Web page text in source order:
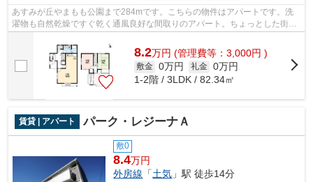
あすみが丘やまもも公園まで284mです。こちらの物件はアパートです。洗
濯物も自然乾燥ですぐ乾く通風良好な間取りのアパート。ちょっとした街並
8.2万円 (管理費等：3,000円 )
敷金 0万円 礼金 0万円
1-2階 / 3LDK / 82.34㎡
賃貸 | アパート パーク・レジーナＡ
敷0
8.4万円
外房線 「土気 」駅 徒歩14分